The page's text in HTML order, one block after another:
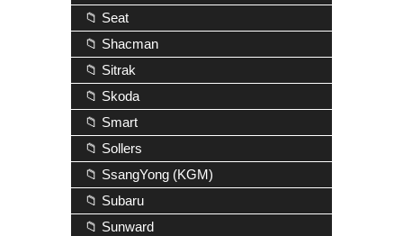
📁 Seat
📁 Shacman
📁 Sitrak
📁 Skoda
📁 Smart
📁 Sollers
📁 SsangYong (KGM)
📁 Subaru
📁 Sunward